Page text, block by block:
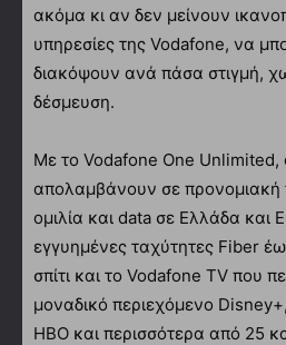
ακόμα κι αν δεν μείνουν
υπηρεσίες της Vodafone, να
διακόψουν ανά πάσα στιγμή,
δέσμευση.
Με το Vodafone One Unlimited,
απολαμβάνουν σε προνομιακή
ομιλία και data σε Ελλάδα και
εγγυημένες ταχύτητες Fiber
σπίτι και το Vodafone TV που
μοναδικό περιεχόμενο
HBO και περισσότερα από 25